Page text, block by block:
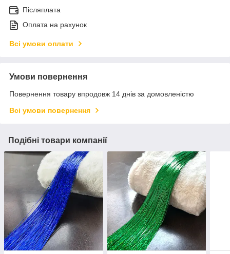
Післяплата
Оплата на рахунок
Всі умови оплати
Умови повернення
Повернення товару впродовж 14 днів за домовленістю
Всі умови повернення
Подібні товари компанії